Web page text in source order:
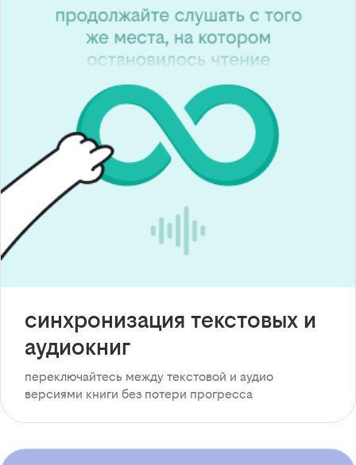
синхронизация текстовых и
аудиокниг
переключайтесь между текстовой и аудио
версиями книги без потери прогресса